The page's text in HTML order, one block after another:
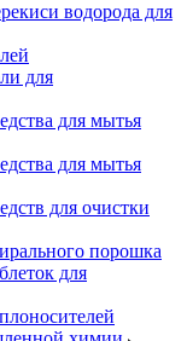
водорода для
для
для мытья
для мытья
для очистки
порошка
для